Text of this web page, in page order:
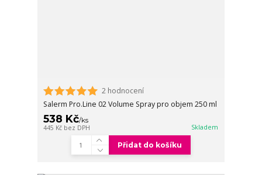
2 hodnocení
Salerm Pro.Line 02 Volume Spray pro objem 250 ml
538 Kč/ks
445 Kč bez DPH Skladem
Přidat do košíku